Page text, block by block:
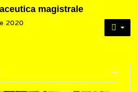
magistrale
2020